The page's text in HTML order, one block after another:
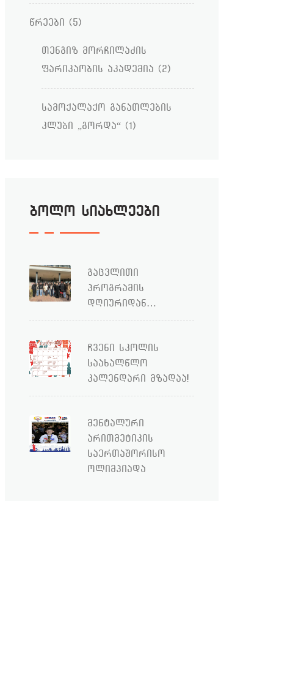
წრეები (5)
თენგიზ მორჩილაძის
ფარიკაობის აკადემია (2)
სამოქალაქო განათლების
კლუბი „გორდა“ (1)
ბოლო სიახლეები
გაცვლითი
პროგრამის
დღიურიდან…
ჩვენი სკოლის
საახალწლო
კალენდარი მზადაა!
მენტალური
არითმეტიკის
საერთაშორისო
ოლიმპიადა